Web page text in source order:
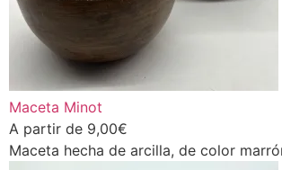
Maceta Minot
A partir de 9,00€
Maceta hecha de arcilla, de color